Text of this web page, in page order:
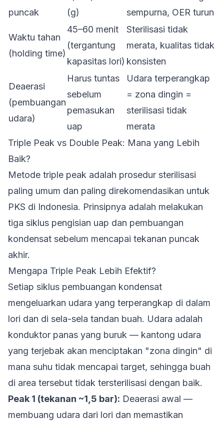
puncak
(g)
sempurna, OER turun
Waktu tahan
(holding time)
45–60 menit
(tergantung
kapasitas lori)
Sterilisasi tidak
merata, kualitas tidak
konsisten
Deaerasi
(pembuangan
udara)
Harus tuntas
sebelum
pemasukan
uap
Udara terperangkap
= zona dingin =
sterilisasi tidak
merata
Triple Peak vs Double Peak: Mana yang Lebih
Baik?
Metode triple peak adalah prosedur sterilisasi
paling umum dan paling direkomendasikan untuk
PKS di Indonesia. Prinsipnya adalah melakukan
tiga siklus pengisian uap dan pembuangan
kondensat sebelum mencapai tekanan puncak
akhir.
Mengapa Triple Peak Lebih Efektif?
Setiap siklus pembuangan kondensat
mengeluarkan udara yang terperangkap di dalam
lori dan di sela-sela tandan buah. Udara adalah
konduktor panas yang buruk — kantong udara
yang terjebak akan menciptakan "zona dingin" di
mana suhu tidak mencapai target, sehingga buah
di area tersebut tidak tersterilisasi dengan baik.
Peak 1 (tekanan ~1,5 bar): Deaerasi awal —
membuang udara dari lori dan memastikan